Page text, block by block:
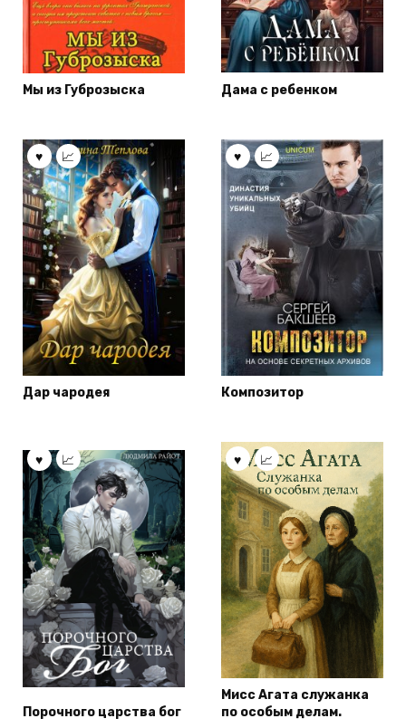
Мы из Губрозыска Дама с ребенком
Дар чародея Композитор
Порочного царства бог
Мисс Агата служанка
по особым делам.